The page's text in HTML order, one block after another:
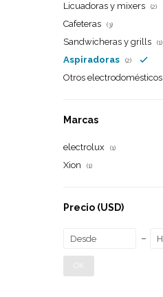
Licuadoras y mixers (2)
Cafeteras (3)
Sandwicheras y grills (1)
Aspiradoras (2)
Otros electrodomésticos
Marcas
electrolux (1)
Xion (1)
Precio (USD)